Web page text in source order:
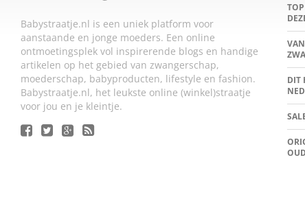
Babystraatje.nl is een uniek platform voor
aanstaande en jonge moeders. Een online
ontmoetingsplek vol inspirerende blogs en handige
artikelen op het gebied van zwangerschap,
moederschap, babyproducten, lifestyle en fashion.
Babystraatje.nl, het leukste online (winkel)straatje
voor jou en je kleintje.
DIT